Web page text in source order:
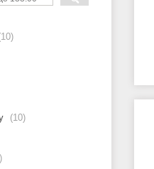
10
10